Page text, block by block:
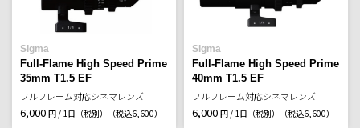
Sigma
Full-Flame High Speed Prime
35mm T1.5 EF
フルフレーム対応シネマレンズ
6,000 円 / 1日（税別） （税込6,600）
Sigma
Full-Flame High Speed Prime
40mm T1.5 EF
フルフレーム対応シネマレンズ
6,000 円 / 1日（税別） （税込6,600）